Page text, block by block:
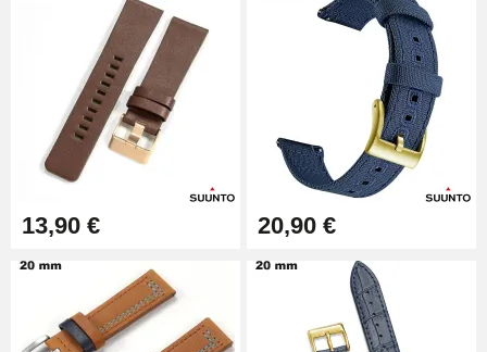
9,90 €
Kit Horlogerie Débutant
13,90 € 20,90 €